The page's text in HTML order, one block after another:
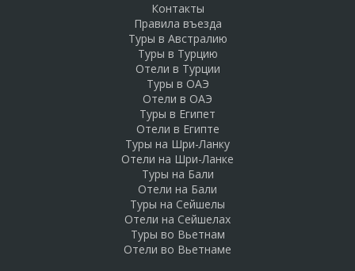
Контакты
Правила въезда
Туры в Австралию
Туры в Турцию
Отели в Турции
Туры в ОАЭ
Отели в ОАЭ
Туры в Египет
Отели в Египте
Туры на Шри-Ланку
Отели на Шри-Ланке
Туры на Бали
Отели на Бали
Туры на Сейшелы
Отели на Сейшелах
Туры во Вьетнам
Отели во Вьетнаме